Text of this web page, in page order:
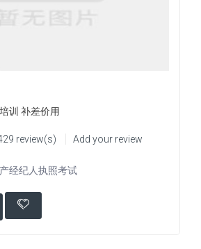
训 补差价用
review(s) Add your review
经纪人执照考试